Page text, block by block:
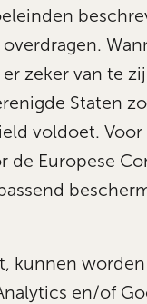
overdragen.
zeker van te
Staten
voldoet.
de Europese
kunnen
en/of